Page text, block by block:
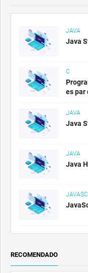
JAVA
Java
C
es par
JAVA
Java
JAVA
Java
RECOMENDADO